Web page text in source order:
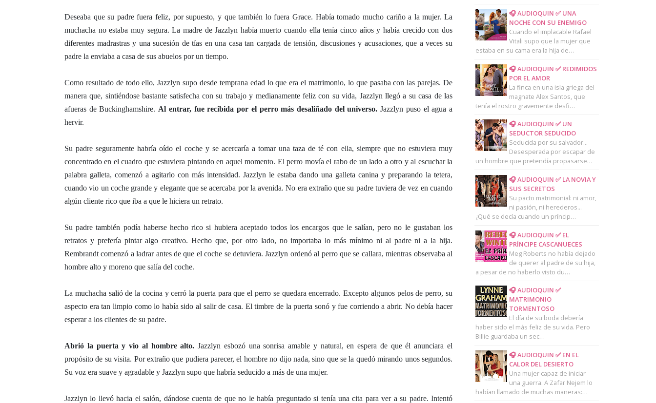
Deseaba que su padre fuera feliz, por supuesto, y que también lo fuera Grace. Había tomado mucho cariño a la mujer. La
muchacha no estaba muy segura. La madre de Jazzlyn había muerto cuando ella tenía cinco años y había crecido con dos
diferentes madrastras y una sucesión de tías en una casa tan cargada de tensión, discusiones y acusaciones, que a veces su
padre la enviaba a casa de sus abuelos por un tiempo.
Como resultado de todo ello, Jazzlyn supo desde temprana edad lo que era el matrimonio, lo que pasaba con las parejas. De
manera que, sintiéndose bastante satisfecha con su trabajo y medianamente feliz con su vida, Jazzlyn llegó a su casa de las
afueras de Buckinghamshire. Al entrar, fue recibida por el perro más desaliñado del universo. Jazzlyn puso el agua a
hervir.
Su padre seguramente habría oído el coche y se acercaría a tomar una taza de té con ella, siempre que no estuviera muy
concentrado en el cuadro que estuviera pintando en aquel momento. El perro movía el rabo de un lado a otro y al escuchar la
palabra galleta, comenzó a agitarlo con más intensidad. Jazzlyn le estaba dando una galleta canina y preparando la tetera,
cuando vio un coche grande y elegante que se acercaba por la avenida. No era extraño que su padre tuviera de vez en cuando
algún cliente rico que iba a que le hiciera un retrato.
Su padre también podía haberse hecho rico si hubiera aceptado todos los encargos que le salían, pero no le gustaban los
retratos y prefería pintar algo creativo. Hecho que, por otro lado, no importaba lo más mínimo ni al padre ni a la hija.
Rembrandt comenzó a ladrar antes de que el coche se detuviera. Jazzlyn ordenó al perro que se callara, mientras observaba al
hombre alto y moreno que salía del coche.
La muchacha salió de la cocina y cerró la puerta para que el perro se quedara encerrado. Excepto algunos pelos de perro, su
aspecto era tan limpio como lo había sido al salir de casa. El timbre de la puerta sonó y fue corriendo a abrir. No debía hacer
esperar a los clientes de su padre.
Abrió la puerta y vio al hombre alto. Jazzlyn esbozó una sonrisa amable y natural, en espera de que él anunciara el
propósito de su visita. Por extraño que pudiera parecer, el hombre no dijo nada, sino que se la quedó mirando unos segundos.
Su voz era suave y agradable y Jazzlyn supo que habría seducido a más de una mujer.
Jazzlyn lo llevó hacia el salón, dándose cuenta de que no le había preguntado si tenía una cita para ver a su padre. Intentó
🎧 AUDIOQUIN ✅ UNA
NOCHE CON SU ENEMIGO
Cuando el implacable Rafael
Vitali supo que la mujer que
estaba en su cama era la hija de…
🎧 AUDIOQUIN ✅ REDIMIDOS
POR EL AMOR
La finca en una isla griega del
magnate Alex Santos, que
tenía el rostro gravemente desfi…
🎧 AUDIOQUIN ✅ UN
SEDUCTOR SEDUCIDO
Seducida por su salvador...
Desesperada por escapar de
un hombre que pretendía propasarse…
🎧 AUDIOQUIN ✅ LA NOVIA Y
SUS SECRETOS
Su pacto matrimonial: ni amor,
ni pasión, ni herederos...
¿Qué se decía cuando un príncip…
🎧 AUDIOQUIN ✅ EL
PRÍNCIPE CASCANUECES
Meg Roberts no había dejado
de querer al padre de su hija,
a pesar de no haberlo visto du…
🎧 AUDIOQUIN ✅
MATRIMONIO
TORMENTOSO
El día de su boda debería
haber sido el más feliz de su vida. Pero
Billie guardaba un sec…
🎧 AUDIOQUIN ✅ EN EL
CALOR DEL DESIERTO
Una mujer capaz de iniciar
una guerra. A Zafar Nejem lo
habían llamado de muchas maneras:…